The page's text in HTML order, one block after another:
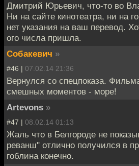
Дмитрий Юрьевич, что-то во
Ни на сайте кинотеатра, ни на
нет указания на ваш перевод.
ого числа пришла.
Собакевич »
#46 | 07.02.14 21:36
Вернулся со спецпоказа.
смешных моментов - море!
Artevons »
#47 | 08.02.14 01:13
Жаль что в Белгороде не
реванш" отлично получился в
гоблина конечно.